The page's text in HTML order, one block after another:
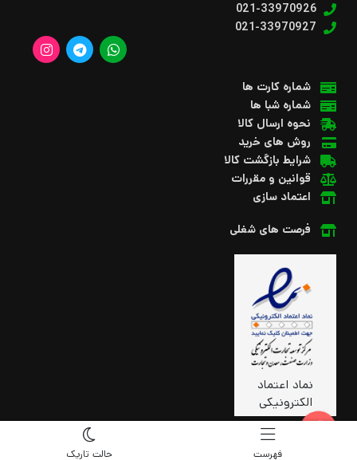
021-33970926
021-33970927
شماره کارت ها
شماره شبا ها
نحوه ارسال کالا
روش های خرید
شرایط بازگشت کالا
قوانین و مقررات
اعتماد سازی
فرصت های شغلی
نماد اعتماد
الکترونیکی
فهرست حالت تاریک